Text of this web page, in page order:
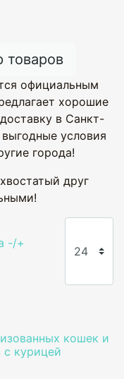
товаров
официальным
хорошие
в Санкт-
условия
города!
друг
-/+
кошек и
с курицей